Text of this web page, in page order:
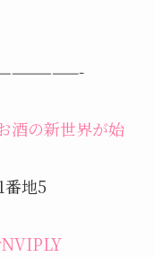
酒の新世界が始
地5